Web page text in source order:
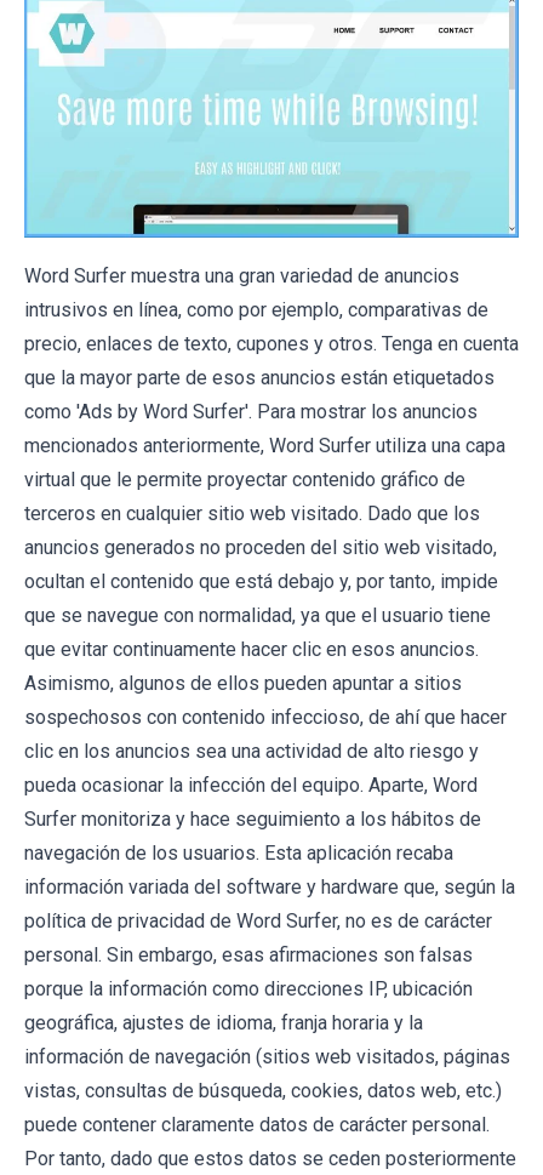
Word Surfer muestra una gran variedad de anuncios
intrusivos en línea, como por ejemplo, comparativas de
precio, enlaces de texto, cupones y otros. Tenga en cuenta
que la mayor parte de esos anuncios están etiquetados
como 'Ads by Word Surfer'. Para mostrar los anuncios
mencionados anteriormente, Word Surfer utiliza una capa
virtual que le permite proyectar contenido gráfico de
terceros en cualquier sitio web visitado. Dado que los
anuncios generados no proceden del sitio web visitado,
ocultan el contenido que está debajo y, por tanto, impide
que se navegue con normalidad, ya que el usuario tiene
que evitar continuamente hacer clic en esos anuncios.
Asimismo, algunos de ellos pueden apuntar a sitios
sospechosos con contenido infeccioso, de ahí que hacer
clic en los anuncios sea una actividad de alto riesgo y
pueda ocasionar la infección del equipo. Aparte, Word
Surfer monitoriza y hace seguimiento a los hábitos de
navegación de los usuarios. Esta aplicación recaba
información variada del software y hardware que, según la
política de privacidad de Word Surfer, no es de carácter
personal. Sin embargo, esas afirmaciones son falsas
porque la información como direcciones IP, ubicación
geográfica, ajustes de idioma, franja horaria y la
información de navegación (sitios web visitados, páginas
vistas, consultas de búsqueda, cookies, datos web, etc.)
puede contener claramente datos de carácter personal.
Por tanto, dado que estos datos se ceden posteriormente